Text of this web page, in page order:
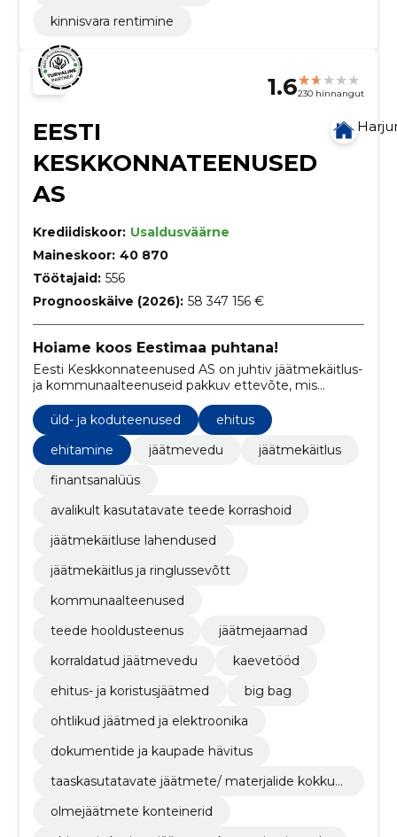
kinnisvara rentimine
1.6230 hinnangut
EESTI
KESKKONNATEENUSED
AS
Krediidiskoor: Usaldusväärne
Maineskoor: 40 870
Töötajaid: 556
Prognooskäive (2026): 58 347 156 €
Hoiame koos Eestimaa puhtana!
Eesti Keskkonnateenused AS on juhtiv jäätmekäitlus-
ja kommunaalteenuseid pakkuv ettevõte, mis
ehitusjäätmete käitlemisele, taaskasutatavate
jäätmete kokkuostule ning mitmetele muudele
keskkonnahoidlikele teenustele.
üld- ja koduteenused
ehitus
ehitamine
jäätmevedu
jäätmekäitlus
finantsanalüüs
avalikult kasutatavate teede korrashoid
jäätmekäitluse lahendused
jäätmekäitlus ja ringlussevõtt
kommunaalteenused
teede hooldusteenus
jäätmejaamad
korraldatud jäätmevedu
kaevetööd
ehitus- ja koristusjäätmed
big bag
ohtlikud jäätmed ja elektroonika
dokumentide ja kaupade hävitus
taaskasutatavate jäätmete/ materjalide kokkuo
olmejäätmete konteinerid